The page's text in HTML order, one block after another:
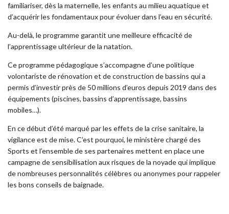
familiariser, dès la maternelle, les enfants au milieu aquatique et
d’acquérir les fondamentaux pour évoluer dans l’eau en sécurité.
Au-delà, le programme garantit une meilleure efficacité de
l’apprentissage ultérieur de la natation.
Ce programme pédagogique s’accompagne d’une politique
volontariste de rénovation et de construction de bassins qui a
permis d’investir près de 50 millions d’euros depuis 2019 dans des
équipements (piscines, bassins d’apprentissage, bassins
mobiles…).
En ce début d’été marqué par les effets de la crise sanitaire, la
vigilance est de mise. C’est pourquoi, le ministère chargé des
Sports et l’ensemble de ses partenaires mettent en place une
campagne de sensibilisation aux risques de la noyade qui implique
de nombreuses personnalités célèbres ou anonymes pour rappeler
les bons conseils de baignade.